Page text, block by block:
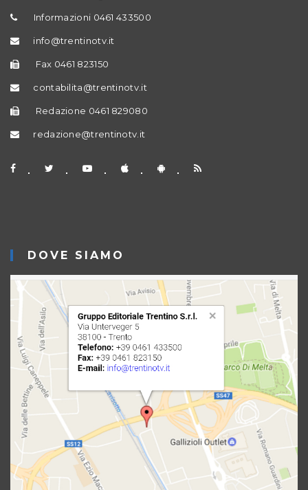
Informazioni 0461 433500
info@trentinotv.it
Fax 0461 823150
contabilita@trentinotv.it
Redazione 0461 829080
redazione@trentinotv.it
DOVE SIAMO